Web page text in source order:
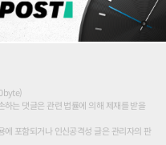
는 댓글은 관련 법률에 의해 제재를 받을
포함되거나 인신공격성 글은 관리자의 판